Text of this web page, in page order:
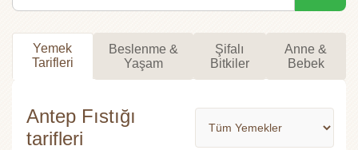
Yemek
Tarifleri
Beslenme &
Yaşam
Şifalı
Bitkiler
Anne &
Bebek
Antep Fıstığı
tarifleri